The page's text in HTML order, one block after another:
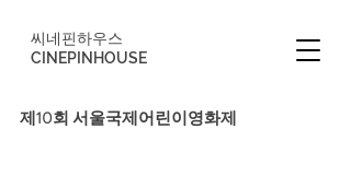
씨네핀하우스
CINEPINHOUSE
제10회 서울국제어린이영화제